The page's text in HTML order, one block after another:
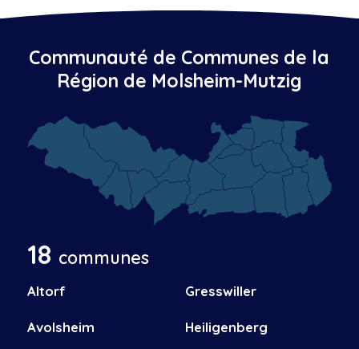
Communauté de Communes de la
Région de Molsheim-Mutzig
18 communes
Altorf
Avolsheim
Gresswiller
Heiligenberg